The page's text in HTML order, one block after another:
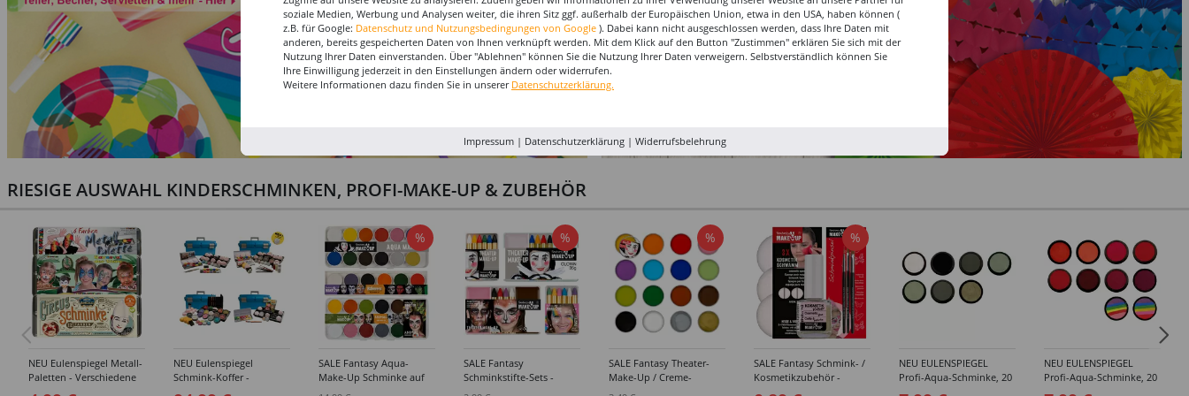
RIESIGE AUSWAHL KINDERSCHMINKEN, PROFI-MAKE-UP & ZUBEHÖR
NEU Eulenspiegel Metall-
Paletten - Verschiedene
NEU Eulenspiegel
Schmink-Koffer -
%
SALE Fantasy Aqua-
Make-Up Schminke auf
%
SALE Fantasy
Schminkstifte-Sets -
%
SALE Fantasy Theater-
Make-Up / Creme-
%
SALE Fantasy Schmink- /
Kosmetikzubehör -
NEU EULENSPIEGEL
Profi-Aqua-Schminke, 20
NEU EULENSPIEGEL
Profi-Aqua-Schminke, 20
soziale Medien, Werbung und Analysen weiter, die ihren Sitz ggf. außerhalb der Europäischen Union, etwa in den USA, haben können (
z.B. für Google: Datenschutz und Nutzungsbedingungen von Google ). Dabei kann nicht ausgeschlossen werden, dass Ihre Daten mit
anderen, bereits gespeicherten Daten von Ihnen verknüpft werden. Mit dem Klick auf den Button "Zustimmen" erklären Sie sich mit der
Nutzung Ihrer Daten einverstanden. Über "Ablehnen" können Sie die Nutzung Ihrer Daten verweigern. Selbstverständlich können Sie
Ihre Einwilligung jederzeit in den Einstellungen ändern oder widerrufen.
Weitere Informationen dazu finden Sie in unserer Datenschutzerklärung.
Impressum| Datenschutzerklärung| Widerrufsbelehrung